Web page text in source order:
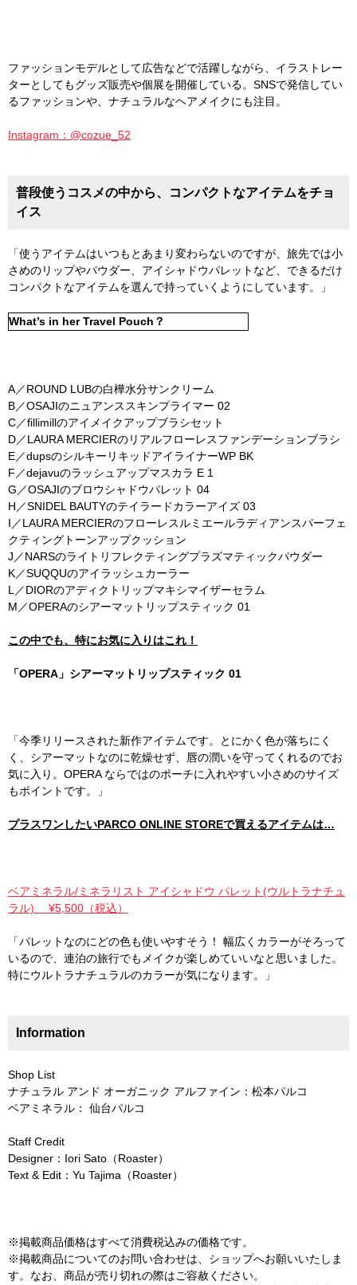
ファッションモデルとして広告などで活躍しながら、イラストレー
ターとしてもグッズ販売や個展を開催している。SNSで発信してい
るファッションや、ナチュラルなヘアメイクにも注目。
Instagram：@cozue_52
普段使うコスメの中から、コンパクトなアイテムをチョ
イス
「使うアイテムはいつもとあまり変わらないのですが、旅先では小
さめのリップやパウダー、アイシャドウパレットなど、できるだけ
コンパクトなアイテムを選んで持っていくようにしています。」
What’s in her Travel Pouch？
A／ROUND LUBの白樺水分サンクリーム
B／OSAJIのニュアンススキンプライマー 02
C／fillimillのアイメイクアップブラシセット
D／LAURA MERCIERのリアルフローレスファンデーションブラシ
E／dupsのシルキーリキッドアイライナーWP BK
F／dejavuのラッシュアップマスカラ E 1
G／OSAJIのブロウシャドウパレット 04
H／SNIDEL BAUTYのテイラードカラーアイズ 03
I／LAURA MERCIERのフローレスルミエールラディアンスパーフェ
クティングトーンアップクッション
J／NARSのライトリフレクティングプラズマティックパウダー
K／SUQQUのアイラッシュカーラー
L／DIORのアディクトリップマキシマイザーセラム
M／OPERAのシアーマットリップスティック 01
この中でも、特にお気に入りはこれ！
「OPERA」シアーマットリップスティック 01
「今季リリースされた新作アイテムです。とにかく色が落ちにく
く、シアーマットなのに乾燥せず、唇の潤いを守ってくれるのでお
気に入り。OPERA ならではのポーチに入れやすい小さめのサイズ
もポイントです。」
プラスワンしたいPARCO ONLINE STOREで買えるアイテムは…
ベアミネラル/ミネラリスト アイシャドウ パレット(ウルトラナチュ
ラル) ¥5,500（税込）
「パレットなのにどの色も使いやすそう！ 幅広くカラーがそろって
いるので、連泊の旅行でもメイクが楽しめていいなと思いました。
特にウルトラナチュラルのカラーが気になります。」
Information
Shop List
ナチュラル アンド オーガニック アルファイン：松本パルコ
ベアミネラル： 仙台パルコ
Staff Credit
Designer：Iori Sato（Roaster）
Text & Edit：Yu Tajima（Roaster）
※掲載商品価格はすべて消費税込みの価格です。
※掲載商品についてのお問い合わせは、ショップへお願いいたしま
す。なお、商品が売り切れの際はご容赦ください。